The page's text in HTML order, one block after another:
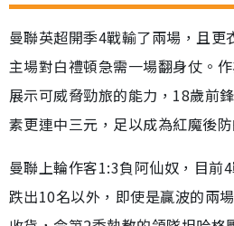
曼聯英超開季4戰輸了兩場，且更
主場對白禮頓急需一場翻身仗。
展示可威脅勁旅的能力，18歲前
素更連中三元，足以成為紅魔後
曼聯上輪作客1:3負阿仙奴，目前
跌出10名以外，即使是贏波的兩